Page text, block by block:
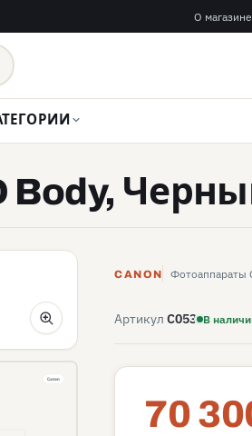
О магазине
Body,
CANON Фотоаппараты
АртикулC053 В
70